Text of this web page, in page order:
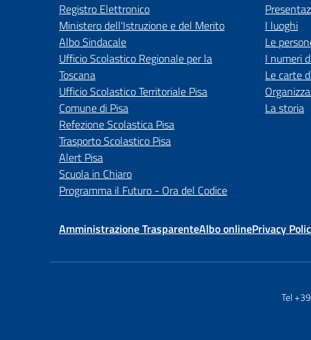
Registro Elettronico
Ministero dell'Istruzione e del Merito
Albo Sindacale
Ufficio Scolastico Regionale per la
Toscana
Ufficio Scolastico Territoriale Pisa
Comune di Pisa
Refezione Scolastica Pisa
Trasporto Scolastico Pisa
Alert Pisa
Scuola in Chiaro
Programma il Futuro - Ora del Codice
I luoghi
Le
I numeri
Le carte
La storia
Amministrazione TrasparenteAlbo onlinePrivacy
Tel